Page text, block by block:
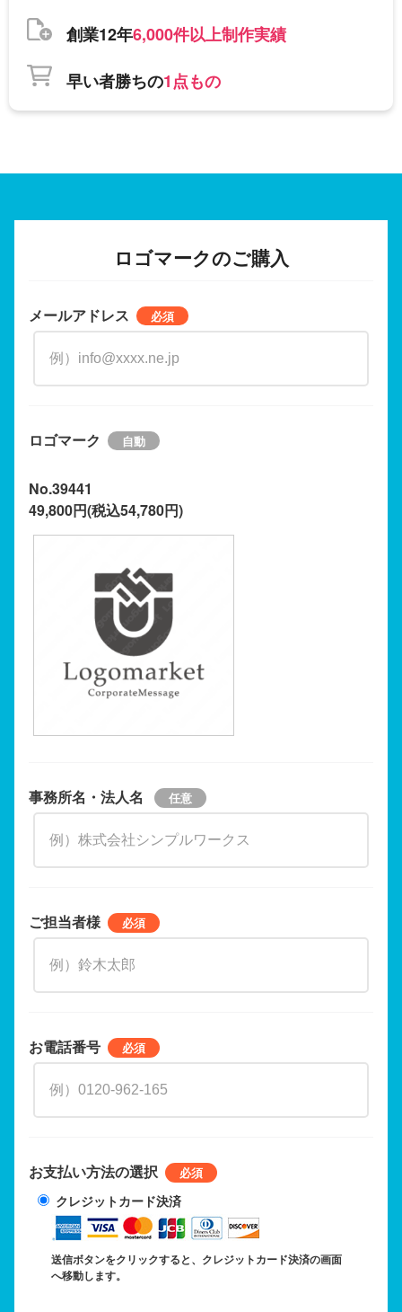
創業12年6,000件以上制作実績
早い者勝ちの1点もの
ロゴマークのご購入
メールアドレス
ロゴマーク
No.39441
49,800円(税込54,780円)
事務所名・法人名
ご担当者様
お電話番号
お支払い方法の選択
クレジットカード決済
送信ボタンをクリックすると、クレジットカード決済の画面
へ移動します。